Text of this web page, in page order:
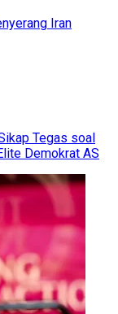
Iran
Tegas soal
Demokrat AS